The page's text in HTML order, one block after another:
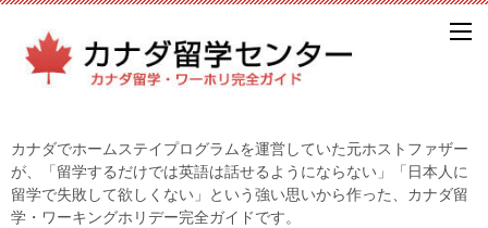
カナダでホームステイプログラムを運営していた元ホストファザー
が、「留学するだけでは英語は話せるようにならない」「日本人に
留学で失敗して欲しくない」という強い思いから作った、カナダ留
学・ワーキングホリデー完全ガイドです。